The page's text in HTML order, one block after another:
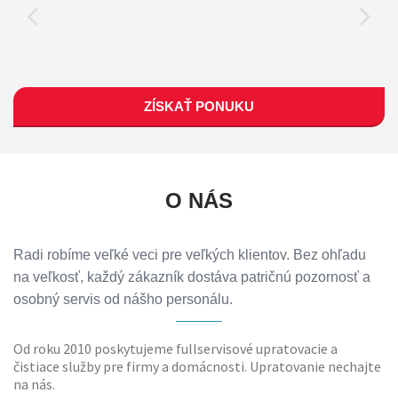
ZÍSKAŤ PONUKU
O NÁS
Radi robíme veľké veci pre veľkých klientov. Bez ohľadu
na veľkosť, každý zákazník dostáva patričnú pozornosť a
osobný servis od nášho personálu.
Od roku 2010 poskytujeme fullservisové upratovacie a
čistiace služby pre firmy a domácnosti. Upratovanie nechajte
na nás.